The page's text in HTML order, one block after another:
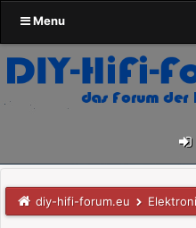
Menu
diy-hifi-forum.eu